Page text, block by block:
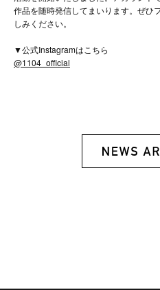
作品を随時発信してまいります。ぜひ
しみください。
▼公式Instagramはこちら
@1104_official